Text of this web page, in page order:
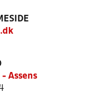
Assens